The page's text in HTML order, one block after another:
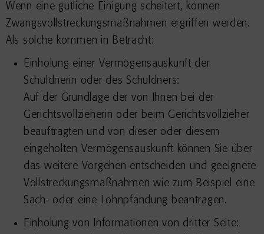
Wenn eine gütliche Einigung scheitert, können
Zwangsvollstreckungsmaßnahmen ergriffen werden.
Als solche kommen in Betracht:
Einholung einer Vermögensauskunft der
Schuldnerin oder des Schuldners:
Auf der Grundlage der von Ihnen bei der
Gerichtsvollzieherin oder beim Gerichtsvollzieher
beauftragten und von dieser oder diesem
eingeholten Vermögensauskunft können Sie über
das weitere Vorgehen entscheiden und geeignete
Vollstreckungsmaßnahmen wie zum Beispiel eine
Sach- oder eine Lohnpfändung beantragen.
Einholung von Informationen von dritter Seite: